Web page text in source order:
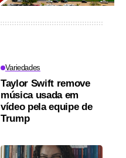
Variedades
Taylor Swift remove
música usada em
vídeo pela equipe de
Trump